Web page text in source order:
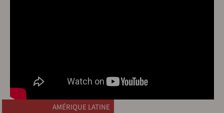
AMÉRIQUE LATINE